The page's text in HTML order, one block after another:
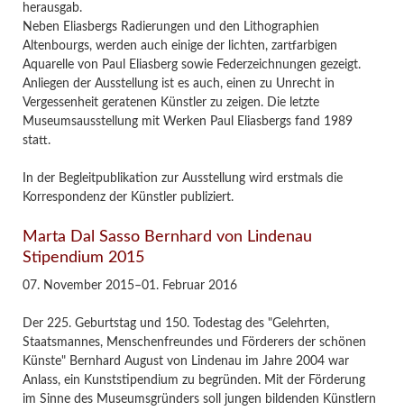
herausgab.
Neben Eliasbergs Radierungen und den Lithographien
Altenbourgs, werden auch einige der lichten, zartfarbigen
Aquarelle von Paul Eliasberg sowie Federzeichnungen gezeigt.
Anliegen der Ausstellung ist es auch, einen zu Unrecht in
Vergessenheit geratenen Künstler zu zeigen. Die letzte
Museumsausstellung mit Werken Paul Eliasbergs fand 1989
statt.
In der Begleitpublikation zur Ausstellung wird erstmals die
Korrespondenz der Künstler publiziert.
Marta Dal Sasso Bernhard von Lindenau
Stipendium 2015
07. November 2015–01. Februar 2016
Der 225. Geburtstag und 150. Todestag des "Gelehrten,
Staatsmannes, Menschenfreundes und Förderers der schönen
Künste" Bernhard August von Lindenau im Jahre 2004 war
Anlass, ein Kunststipendium zu begründen. Mit der Förderung
im Sinne des Museumsgründers soll jungen bildenden Künstlern